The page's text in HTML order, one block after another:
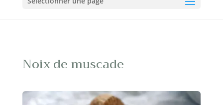
Noix de muscade